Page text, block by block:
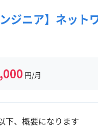
ジニア】ネット
円/月
下、概要になります